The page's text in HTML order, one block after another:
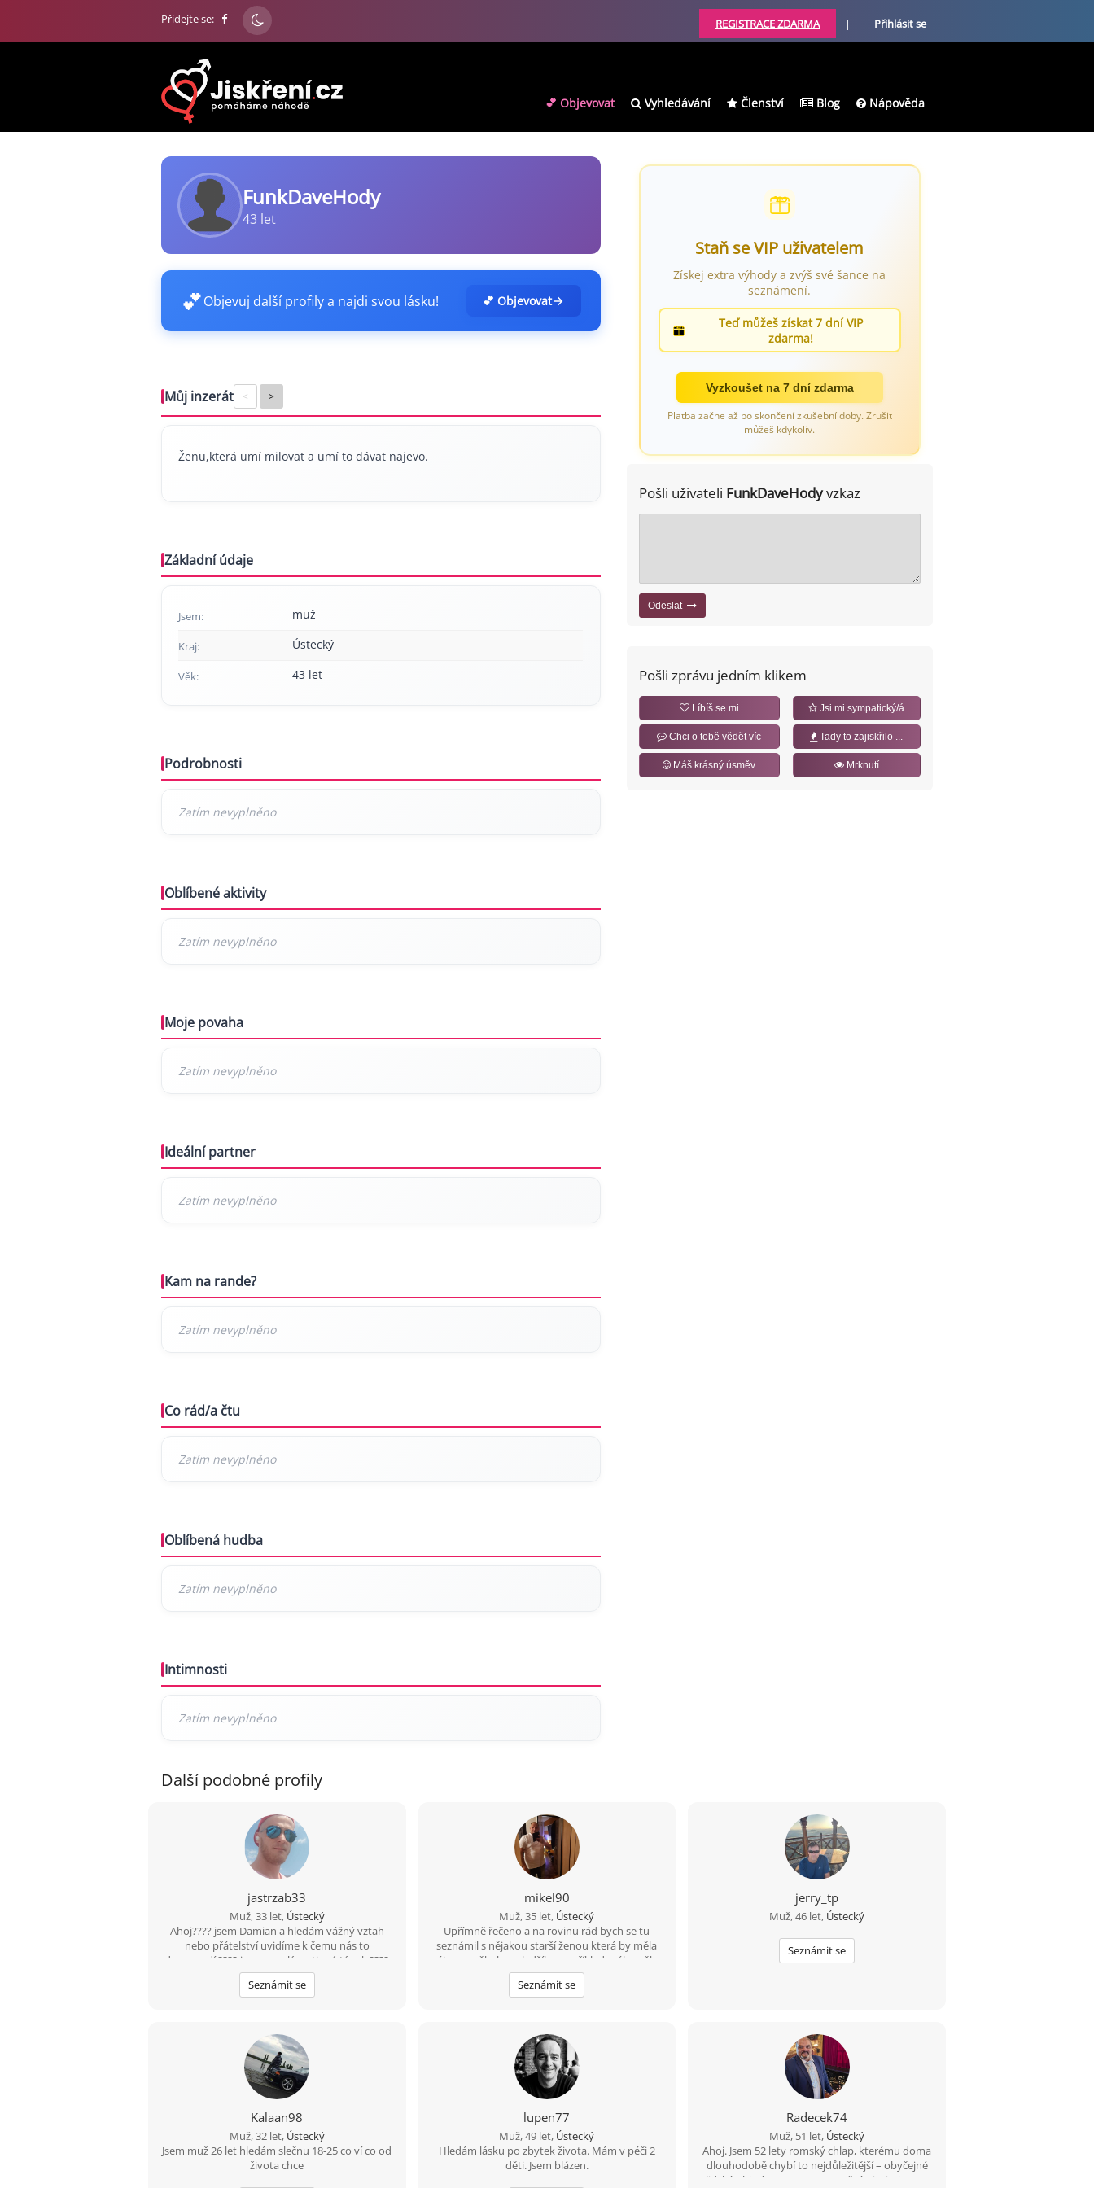
Přidejte se: REGISTRACE ZDARMA | Přihlásit se
💕 Objevovat Vyhledávání Členství Blog Nápověda
FunkDaveHody
43 let
💕Objevuj další profily a najdi svou lásku! 💕 Objevovat
Můj inzerát < >
Ženu,která umí milovat a umí to dávat najevo.
Základní údaje
Jsem: muž
Kraj: Ústecký
Věk: 43 let
Podrobnosti
Oblíbené aktivity
Moje povaha
Ideální partner
Kam na rande?
Co rád/a čtu
Oblíbená hudba
Intimnosti
Staň se VIP uživatelem
Získej extra výhody a zvýš své šance na
seznámení.
Teď můžeš získat 7 dní VIP
zdarma!
Vyzkoušet na 7 dní zdarma
Platba začne až po skončení zkušební doby. Zrušit
můžeš kdykoliv.
Pošli uživateli FunkDaveHodyvzkaz
Odeslat
Pošli zprávu jedním klikem
Líbíš se mi Jsi mi sympatický/á
Chci o tobě vědět víc Tady to zajiskřilo ...
Máš krásný úsměv Mrknutí
Další podobné profily
jastrzab33
Muž, 33 let, Ústecký
Ahoj???? jsem Damian a hledám vážný vztah
nebo přátelství uvidíme k čemu nás to
doprovodí ???? jsem veselý a vtipný týpek ????
občas s nutkou černého humoru ???? rád
poznám tuhle cestu nějakou zajímavou ženu
Seznámit se
mikel90
Muž, 35 let, Ústecký
Upřímně řečeno a na rovinu rád bych se tu
seznámil s nějakou starší ženou která by měla
zájem o někoho mladšího například mého věku
a mám i rodinu děti tak by to nevadilo
Seznámit se
jerry_tp
Muž, 46 let, Ústecký
Seznámit se
Kalaan98
Muž, 32 let, Ústecký
Jsem muž 26 let hledám slečnu 18-25 co ví co od
života chce
lupen77
Muž, 49 let, Ústecký
Hledám lásku po zbytek života. Mám v péči 2
děti. Jsem blázen.
Radecek74
Muž, 51 let, Ústecký
Ahoj. Jsem 52 lety romský chlap, kterému doma
dlouhodobě chybí to nejdůležitější – obyčejné
lidské objetí, opora, porozumění a intimita. Na